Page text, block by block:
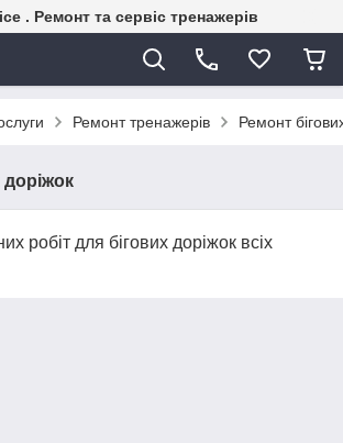
. Ремонт та сервіс тренажерів
Ремонт тренажерів Ремонт
доріжок
робіт для бігових доріжок всіх